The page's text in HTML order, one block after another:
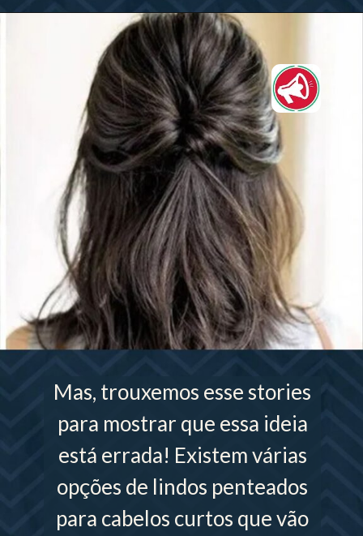
Mas, trouxemos esse stories
para mostrar que essa ideia
está errada! Existem várias
opções de lindos penteados
para cabelos curtos que vão